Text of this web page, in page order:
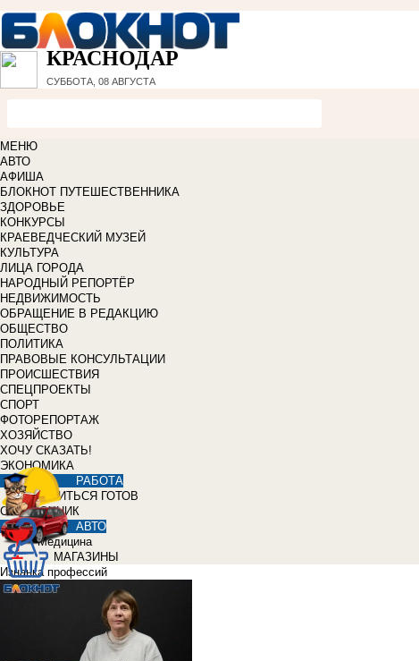
КРАСНОДАР
СУББОТА, 08 АВГУСТА
МЕНЮ
АВТО
АФИША
БЛОКНОТ ПУТЕШЕСТВЕННИКА
ЗДОРОВЬЕ
КОНКУРСЫ
КРАЕВЕДЧЕСКИЙ МУЗЕЙ
КУЛЬТУРА
ЛИЦА ГОРОДА
НАРОДНЫЙ РЕПОРТЁР
НЕДВИЖИМОСТЬ
ОБРАЩЕНИЕ В РЕДАКЦИЮ
ОБЩЕСТВО
ПОЛИТИКА
ПРАВОВЫЕ КОНСУЛЬТАЦИИ
ПРОИСШЕСТВИЯ
СПЕЦПРОЕКТЫ
СПОРТ
ФОТОРЕПОРТАЖ
ХОЗЯЙСТВО
ХОЧУ СКАЗАТЬ!
ЭКОНОМИКА
РАБОТА
УЧИТЬСЯ ГОТОВ
СПРАВОЧНИК
АВТО
Медицина
МАГАЗИНЫ
Изнанка профессий